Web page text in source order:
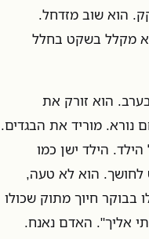
הוא שוב מזדחל.
מקלל בשקט בחלל
הוא זורק את
מוריד את הבגדים.
הילד ישן כמו
לחושך. הוא לא טעה,
בבוקר חיוך מתוק שכולו
אליך". האדם נאנח.